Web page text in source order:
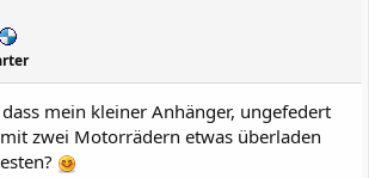
mein kleiner Anhänger, ungefedert
zwei Motorrädern etwas überladen